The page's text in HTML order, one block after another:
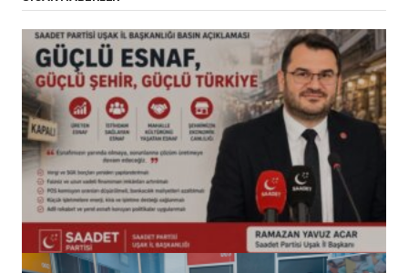
(başlıksız)
Alaattin Karahan tarafından 14/07/2026